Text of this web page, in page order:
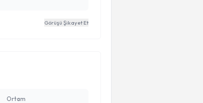
Görüşü Şikayet Et
Ortam